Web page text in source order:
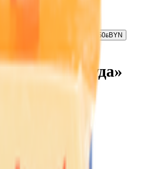
4.50BYNBYN
45% гауда
«Гауда»